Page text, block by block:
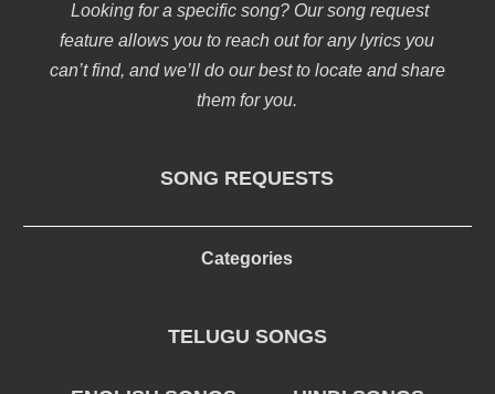
Looking for a specific song? Our song request
feature allows you to reach out for any lyrics you
can’t find, and we’ll do our best to locate and share
them for you.
SONG REQUESTS
Categories
TELUGU SONGS